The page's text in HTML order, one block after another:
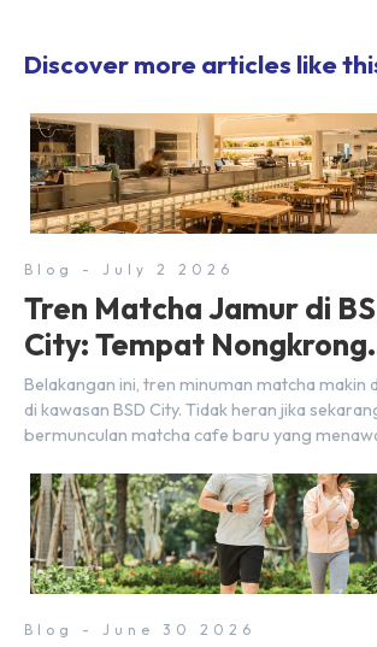
Discover more articles like
Blog - July 2 2026
Tren Matcha Jamur di
City: Tempat Nongkrong
Estetik Dekat Hunian
Belakangan ini, tren minuman matcha makin
di kawasan BSD City. Tidak heran jika
bermunculan matcha cafe baru yang
nyaman, baik untuk produktif bekerja (WFC)
sekadar bersantai bersama orang terdekat.
baiknya, deretan kafe hits ini tersebar di
strategis yang sangat […]
Blog - June 30 2026